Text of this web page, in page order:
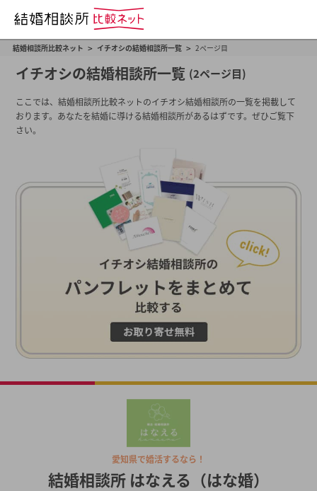
結婚相談所比較ネット > イチオシの結婚相談所一覧 > 2ページ目
イチオシの結婚相談所一覧 (2ページ目)
ここでは、結婚相談所比較ネットのイチオシ結婚相談所の一覧を掲載して
おります。あなたを結婚に導ける結婚相談所があるはずです。ぜひご覧下
さい。
愛知県で婚活するなら！
結婚相談所 はなえる（はな婚）